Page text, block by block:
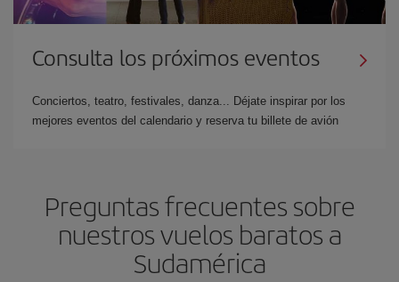
Consulta los próximos eventos
Conciertos, teatro, festivales, danza... Déjate inspirar por los
mejores eventos del calendario y reserva tu billete de avión
Preguntas frecuentes sobre
nuestros vuelos baratos a
Sudamérica